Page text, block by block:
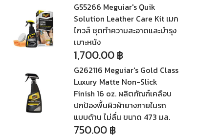
G55266 Meguiar's Quik
Solution Leather Care Kit เมก
ไกวส์ ชุดทำความสะอาดและบำรุง
เบาะหนัง
1,700.00฿
G262116 Meguiar's Gold Class
Luxury Matte Non-Slick
Finish 16 oz. ผลิตภัณฑ์เคลือบ
ปกป้องพื้นผิวผ้ายางภายในรถ
แบบด้าน ไม่ลื่น ขนาด 473 มล.
750.00฿